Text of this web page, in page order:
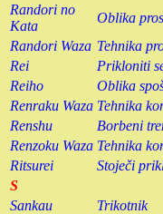
Randori no
Kata
Oblika
Randori Waza Tehnika
Rei
Prikloniti
Reiho
Oblika
Renraku Waza Tehnika
Renshu
Borbeni
Renzoku Waza Tehnika
Ritsurei
Stoječi
S
Sankau
Trikotnik